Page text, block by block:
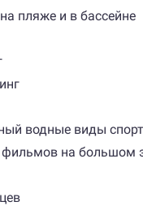
пляже и в бассейне
водные виды
на большом